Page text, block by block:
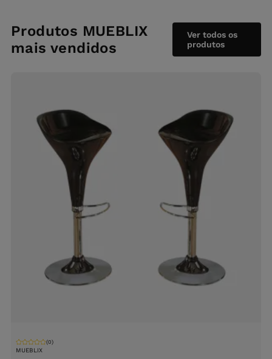
Produtos MUEBLIX
mais vendidos
Ver todos os
produtos
MUEBLIX
(0)